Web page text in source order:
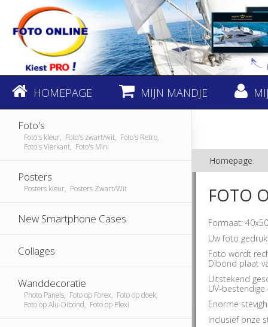
HOMEPAGE MIJN MANDJE
Foto's
Foto's kleur, Foto's zwart/wit, Foto's Retro,
Foto's Vierkant, Foto's Mini
Posters
Posters kleur, Posters Zwart/Wit
New Smartphone Cases
Collages
Wanddecoratie
Photo Panels, Foto op Forex, Foto op doek,
Foto op Alu-Dibond, Foto op Plexi
Homepage
FOTO
Formaat:
Uw foto
Foto wordt
Dibond plaat
Uitstekend
UV-bestendige
Enorme
Inclusief onze